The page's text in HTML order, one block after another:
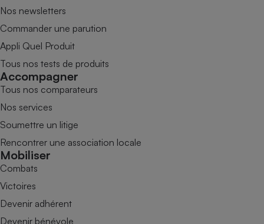
Nos newsletters
Commander une parution
Appli Quel Produit
Tous nos tests de produits
Accompagner
Tous nos comparateurs
Nos services
Soumettre un litige
Rencontrer une association locale
Mobiliser
Combats
Victoires
Devenir adhérent
Devenir bénévole